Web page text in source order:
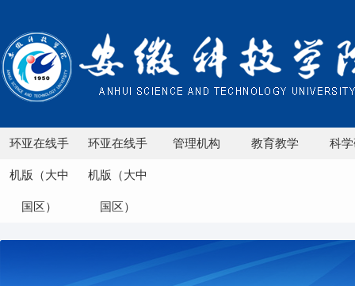
环亚在线手
机版（大中
国区）
环亚在线手
机版（大中
国区）
管理机构 教育教学 科